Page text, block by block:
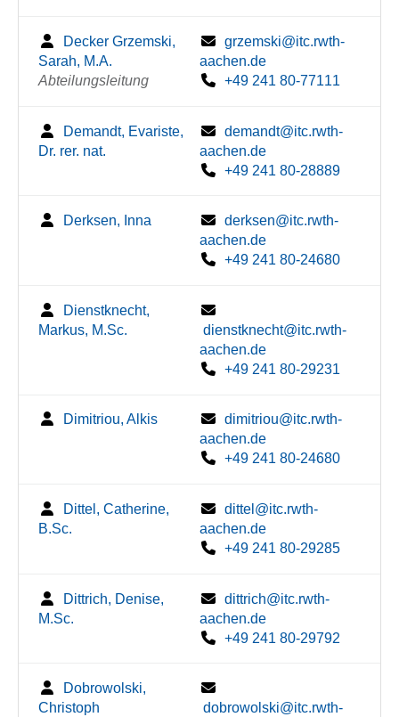
Decker Grzemski,
Sarah, M.A.
Abteilungsleitung
grzemski@itc.rwth-
aachen.de
+49 241 80-77111
Demandt, Evariste,
Dr. rer. nat.
demandt@itc.rwth-
aachen.de
+49 241 80-28889
Derksen, Inna
derksen@itc.rwth-
aachen.de
+49 241 80-24680
Dienstknecht,
Markus, M.Sc.
dienstknecht@itc.rwth-
aachen.de
+49 241 80-29231
Dimitriou, Alkis
dimitriou@itc.rwth-
aachen.de
+49 241 80-24680
Dittel, Catherine,
B.Sc.
dittel@itc.rwth-
aachen.de
+49 241 80-29285
Dittrich, Denise,
M.Sc.
dittrich@itc.rwth-
aachen.de
+49 241 80-29792
Dobrowolski,
Christoph
dobrowolski@itc.rwth-